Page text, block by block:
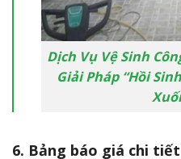
Dịch Vụ Vệ Sinh
Giải Pháp “Hồi
6. Bảng báo giá chi